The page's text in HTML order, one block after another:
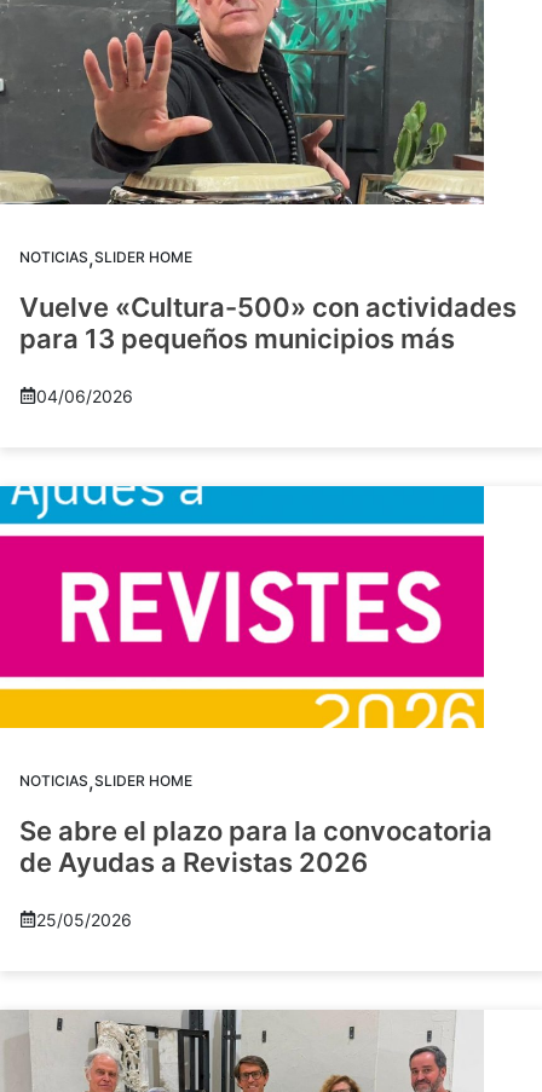
NOTICIAS,SLIDER HOME
Vuelve «Cultura-500» con actividades
para 13 pequeños municipios más
04/06/2026
NOTICIAS,SLIDER HOME
Se abre el plazo para la convocatoria
de Ayudas a Revistas 2026
25/05/2026